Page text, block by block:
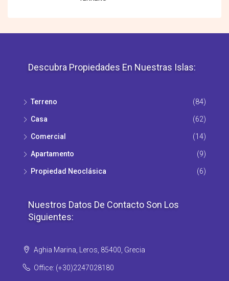
Descubra Propiedades En Nuestras Islas:
Terreno (84)
Casa (62)
Comercial (14)
Apartamento (9)
Propiedad Νeoclásica (6)
Nuestros Datos De Contacto Son Los
Siguientes:
Aghia Marina, Leros, 85400, Grecia
Office: (+30)2247028180